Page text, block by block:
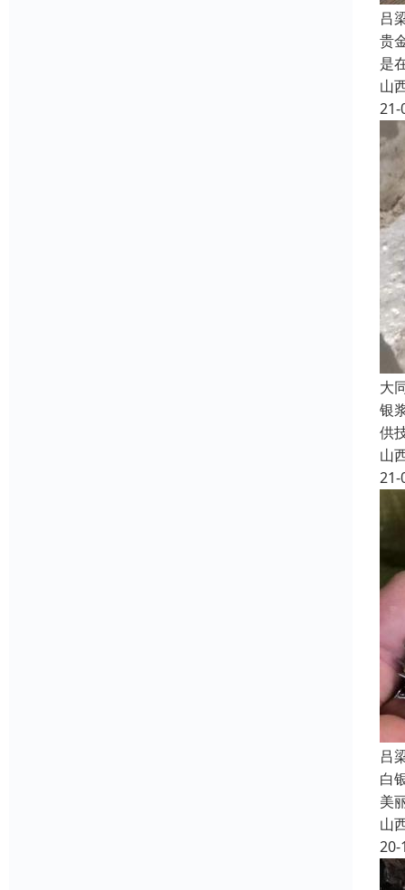
吕
贵
是
山
21-
大
银
供
山
21-
吕
白
美
山
20-